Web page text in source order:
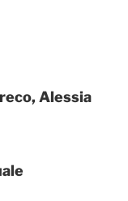
Alessia